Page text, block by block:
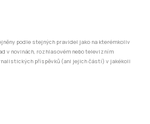
podle stejných pravidel jako na kterémkoliv
v novinách, rozhlasovém nebo televizním
příspěvků (ani jejich částí) v jakékoli